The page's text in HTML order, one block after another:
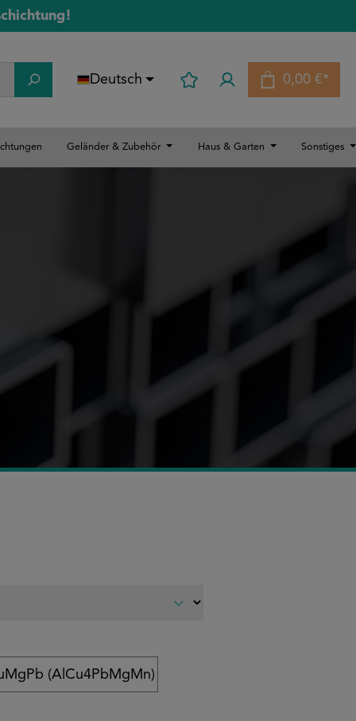
Deutsch 0,00 €*
Geländer & Zubehör Haus & Garten Sonstiges
(AlCu4PbMgMn)